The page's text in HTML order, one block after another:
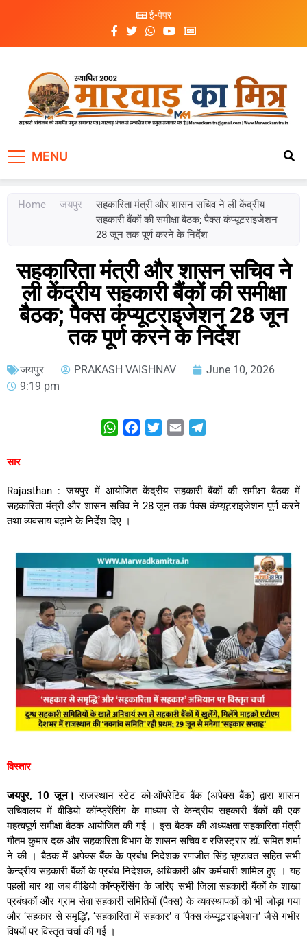
ई-पेपर
Marwad Ka Mitra
MENU
Home जयपुर
सहकारिता मंत्री और शासन सचिव ने ली केंद्रीय
सहकारी बैंकों की समीक्षा बैठक; पैक्स कंप्यूटराइजेशन
28 जून तक पूर्ण करने के निर्देश
सहकारिता मंत्री और शासन सचिव ने
ली केंद्रीय सहकारी बैंकों की समीक्षा
बैठक; पैक्स कंप्यूटराइजेशन 28 जून
तक पूर्ण करने के निर्देश
जयपुर PRAKASH VAISHNAV
June 10, 2026
9:19 pm
WhatsAppFacebookTwitterEmail
सार
Rajasthan : जयपुर में आयोजित केंद्रीय सहकारी बैंकों की समीक्षा बैठक में
सहकारिता मंत्री और शासन सचिव ने 28 जून तक पैक्स कंप्यूटराइजेशन पूर्ण करने
तथा व्यवसाय बढ़ाने के निर्देश दिए ।
विस्तार
जयपुर, 10 जून। राजस्थान स्टेट को-ऑपरेटिव बैंक (अपेक्स बैंक) द्वारा शासन
सचिवालय में वीडियो कॉन्फ्रेंसिंग के माध्यम से केन्द्रीय सहकारी बैंकों की एक
महत्वपूर्ण समीक्षा बैठक आयोजित की गई । इस बैठक की अध्यक्षता सहकारिता मंत्री
गौतम कुमार दक और सहकारिता विभाग के शासन सचिव व रजिस्ट्रार डॉ.समित शर्मा
ने की ।बैठक में अपेक्स बैंक के प्रबंध निदेशक रणजीत सिंह चूण्डावत सहित सभी
केन्द्रीय सहकारी बैंकों के प्रबंध निदेशक, अधिकारी और कर्मचारी शामिल हुए ।यह
पहली बार था जब वीडियो कॉन्फ्रेंसिंग के जरिए सभी जिला सहकारी बैंकों के शाखा
प्रबंधकों और ग्राम सेवा सहकारी समितियों (पैक्स) के व्यवस्थापकों को भी जोड़ा गया
और ‘सहकार से समृद्धि’, ‘सहकारिता में सहकार’ व ‘पैक्स कंप्यूटराइजेशन’ जैसे गंभीर
विषयों पर विस्तृत चर्चा की गई ।